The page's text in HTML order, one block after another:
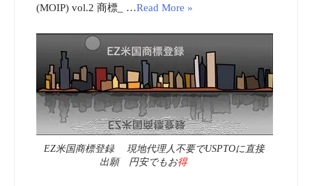
(MOIP) vol.2 商標_ …Read More »
EZ米国商標登録 現地代理人不要でUSPTOに直接
出願 円安でもお得